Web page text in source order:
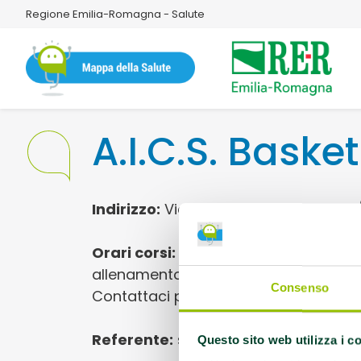
Consenso
Questo sito web utilizza i
Regione Emilia-Romagna - Salute
A.I.C.S.
Indirizzo: Via Bartolomeo Vanzetti
Orari corsi: Offerti corsi di
allenamento e partite per utenti dai 4
Contattaci per scoprire la
Referente: segreteria@aicsbasket.it